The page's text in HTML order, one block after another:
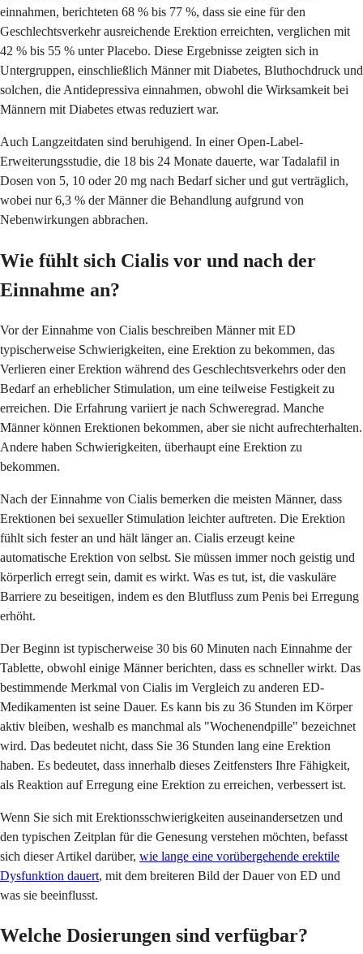
einnahmen, berichteten 68 % bis 77 %, dass sie eine für den
Geschlechtsverkehr ausreichende Erektion erreichten, verglichen mit
42 % bis 55 % unter Placebo. Diese Ergebnisse zeigten sich in
Untergruppen, einschließlich Männer mit Diabetes, Bluthochdruck und
solchen, die Antidepressiva einnahmen, obwohl die Wirksamkeit bei
Männern mit Diabetes etwas reduziert war.
Auch Langzeitdaten sind beruhigend. In einer Open-Label-
Erweiterungsstudie, die 18 bis 24 Monate dauerte, war Tadalafil in
Dosen von 5, 10 oder 20 mg nach Bedarf sicher und gut verträglich,
wobei nur 6,3 % der Männer die Behandlung aufgrund von
Nebenwirkungen abbrachen.
Wie fühlt sich Cialis vor und nach der
Einnahme an?
Vor der Einnahme von Cialis beschreiben Männer mit ED
typischerweise Schwierigkeiten, eine Erektion zu bekommen, das
Verlieren einer Erektion während des Geschlechtsverkehrs oder den
Bedarf an erheblicher Stimulation, um eine teilweise Festigkeit zu
erreichen. Die Erfahrung variiert je nach Schweregrad. Manche
Männer können Erektionen bekommen, aber sie nicht aufrechterhalten.
Andere haben Schwierigkeiten, überhaupt eine Erektion zu
bekommen.
Nach der Einnahme von Cialis bemerken die meisten Männer, dass
Erektionen bei sexueller Stimulation leichter auftreten. Die Erektion
fühlt sich fester an und hält länger an. Cialis erzeugt keine
automatische Erektion von selbst. Sie müssen immer noch geistig und
körperlich erregt sein, damit es wirkt. Was es tut, ist, die vaskuläre
Barriere zu beseitigen, indem es den Blutfluss zum Penis bei Erregung
erhöht.
Der Beginn ist typischerweise 30 bis 60 Minuten nach Einnahme der
Tablette, obwohl einige Männer berichten, dass es schneller wirkt. Das
bestimmende Merkmal von Cialis im Vergleich zu anderen ED-
Medikamenten ist seine Dauer. Es kann bis zu 36 Stunden im Körper
aktiv bleiben, weshalb es manchmal als "Wochenendpille" bezeichnet
wird. Das bedeutet nicht, dass Sie 36 Stunden lang eine Erektion
haben. Es bedeutet, dass innerhalb dieses Zeitfensters Ihre Fähigkeit,
als Reaktion auf Erregung eine Erektion zu erreichen, verbessert ist.
Wenn Sie sich mit Erektionsschwierigkeiten auseinandersetzen und
den typischen Zeitplan für die Genesung verstehen möchten, befasst
sich dieser Artikel darüber, wie lange eine vorübergehende erektile
Dysfunktion dauert, mit dem breiteren Bild der Dauer von ED und
was sie beeinflusst.
Welche Dosierungen sind verfügbar?